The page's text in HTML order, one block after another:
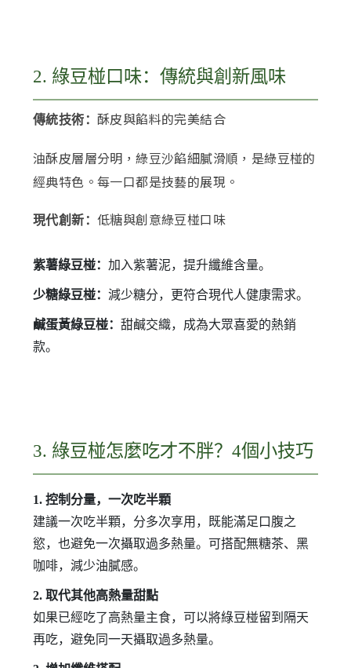
2. 綠豆椪口味：傳統與創新風味
傳統技術： 酥皮與餡料的完美結合
油酥皮層層分明，綠豆沙餡細膩滑順，是綠豆椪的
經典特色。每一口都是技藝的展現。
現代創新： 低糖與創意綠豆椪口味
紫薯綠豆椪： 加入紫薯泥，提升纖維含量。
少糖綠豆椪： 減少糖分，更符合現代人健康需求。
鹹蛋黃綠豆椪： 甜鹹交織，成為大眾喜愛的熱銷
款。
3. 綠豆椪怎麼吃才不胖？4個小技巧
1. 控制分量，一次吃半顆
建議一次吃半顆，分多次享用，既能滿足口腹之
慾，也避免一次攝取過多熱量。可搭配無糖茶、黑
咖啡，減少油膩感。
2. 取代其他高熱量甜點
如果已經吃了高熱量主食，可以將綠豆椪留到隔天
再吃，避免同一天攝取過多熱量。